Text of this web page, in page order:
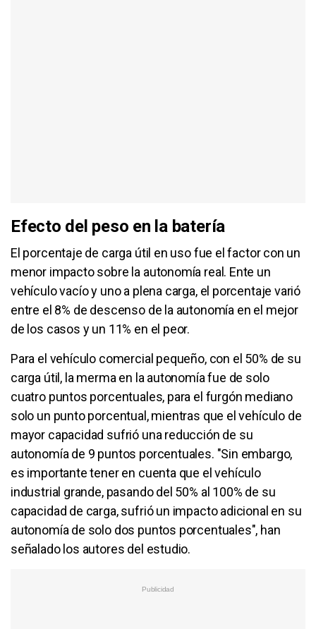
Efecto del peso en la batería
El porcentaje de carga útil en uso fue el factor con un
menor impacto sobre la autonomía real. Ente un
vehículo vacío y uno a plena carga, el porcentaje varió
entre el 8% de descenso de la autonomía en el mejor
de los casos y un 11% en el peor.
Para el vehículo comercial pequeño, con el 50% de su
carga útil, la merma en la autonomía fue de solo
cuatro puntos porcentuales, para el furgón mediano
solo un punto porcentual, mientras que el vehículo de
mayor capacidad sufrió una reducción de su
autonomía de 9 puntos porcentuales. "Sin embargo,
es importante tener en cuenta que el vehículo
industrial grande, pasando del 50% al 100% de su
capacidad de carga, sufrió un impacto adicional en su
autonomía de solo dos puntos porcentuales", han
señalado los autores del estudio.